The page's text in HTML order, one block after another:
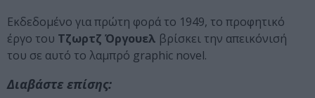
Εκδεδομένο για πρώτη φορά το 1949, το προφητικό
έργο του Τζωρτζ Όργουελ βρίσκει την απεικόνισή
του σε αυτό το λαμπρό graphic novel.
Διαβάστε επίσης: